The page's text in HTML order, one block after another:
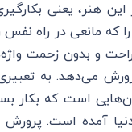
این هنر، یعنی
که مانعی در راه نفس
و بدون زحمت
می‌دهد. به
است که بکار
آمده است.